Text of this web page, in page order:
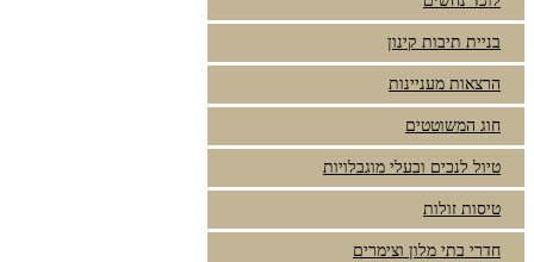
בניית תיבות קינון
הרצאות מעניינות
חוג המשוטטים
טיול לנכים ובעלי מוגבלויות
טיסות זולות
חדרי בתי מלון וצימרים